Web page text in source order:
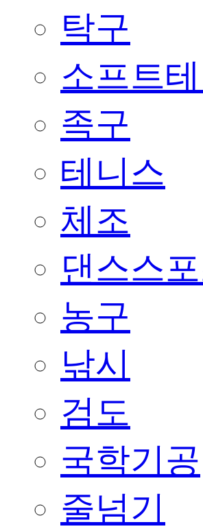
탁구
소프트
족구
테니스
체조
댄스스
농구
낚시
검도
국학기공
줄넘기